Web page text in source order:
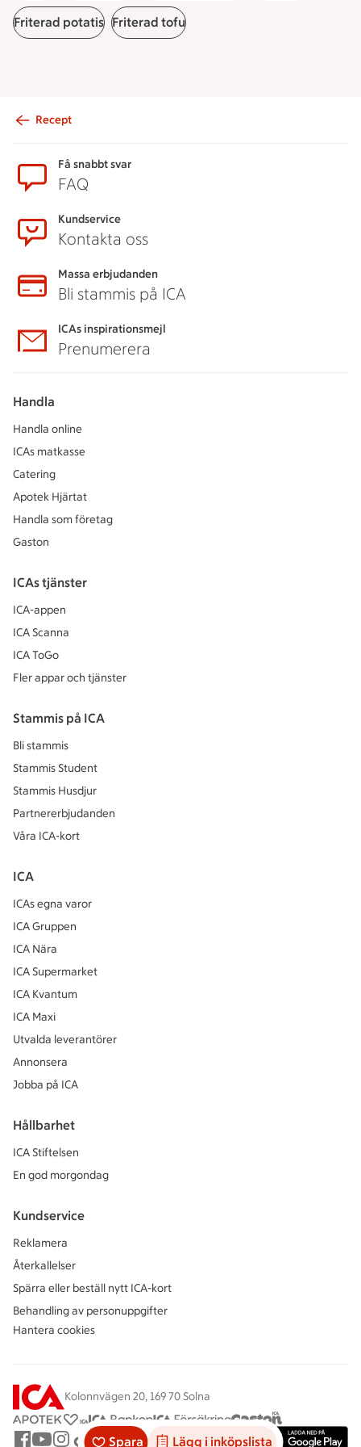
Spara Lägg i inköpslista
Friterad potatis Friterad tofu
Recept
Få snabbt svar
FAQ
Kundservice
Kontakta oss
Massa erbjudanden
Bli stammis på ICA
ICAs inspirationsmejl
Prenumerera
Handla
Handla online
ICAs matkasse
Catering
Apotek Hjärtat
Handla som företag
Gaston
ICAs tjänster
ICA-appen
ICA Scanna
ICA ToGo
Fler appar och tjänster
Stammis på ICA
Bli stammis
Stammis Student
Stammis Husdjur
Partnererbjudanden
Våra ICA-kort
ICA
ICAs egna varor
ICA Gruppen
ICA Nära
ICA Supermarket
ICA Kvantum
ICA Maxi
Utvalda leverantörer
Annonsera
Jobba på ICA
Hållbarhet
ICA Stiftelsen
En god morgondag
Kundservice
Reklamera
Återkallelser
Spärra eller beställ nytt ICA-kort
Behandling av personuppgifter
Hantera cookies
Kolonnvägen 20, 169 70 Solna